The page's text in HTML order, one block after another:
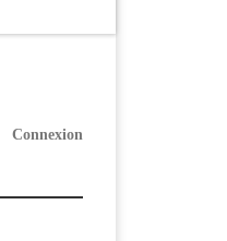
Connexion